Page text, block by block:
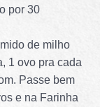
por 30
de milho
1 ovo pra cada
Passe bem
e na Farinha